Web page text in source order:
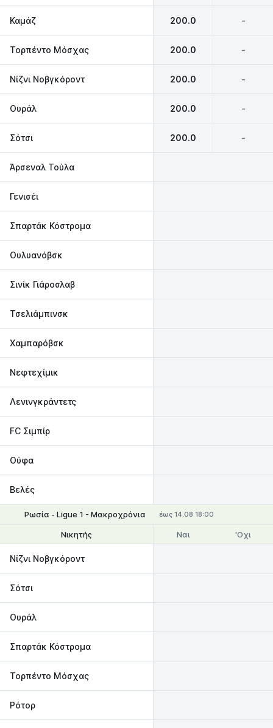
Καμάζ 200.0 -
Τορπέντο Μόσχας 200.0 -
Νίζνι Νοβγκόροντ 200.0 -
Ουράλ 200.0 -
Σότσι 200.0 -
Άρσεναλ Τούλα
Γενισέι
Σπαρτάκ Κόστρομα
Ουλυανόβσκ
Σινίκ Γιάροσλαβ
Τσελιάμπινσκ
Χαμπαρόβσκ
Νεφτεχίμικ
Λενινγκράντετς
FC Σιμπίρ
Ούφα
Βελές
Ρωσία - Ligue 1 - Μακροχρόνια έως 14.08 18:00
Νικητής Θέσεις 1-2
Ναι 'Οχι
Νίζνι Νοβγκόροντ
Σότσι
Ουράλ
Σπαρτάκ Κόστρομα
Τορπέντο Μόσχας
Ρότορ